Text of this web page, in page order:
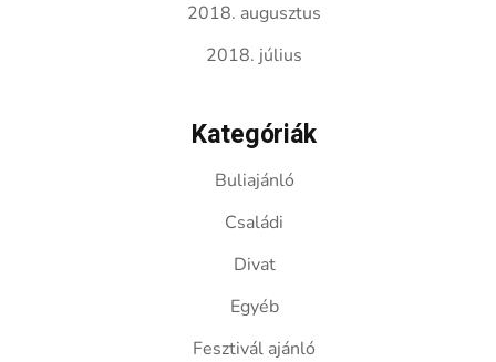
2018. augusztus
2018. július
Kategóriák
Buliajánló
Családi
Divat
Egyéb
Fesztivál ajánló